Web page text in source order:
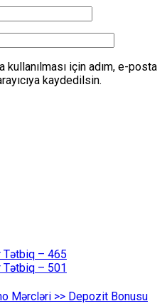
kullanılması için adım, e-posta
kaydedilsin.
Tətbiq – 465
Tətbiq – 501
Mərcləri >> Depozit Bonusu